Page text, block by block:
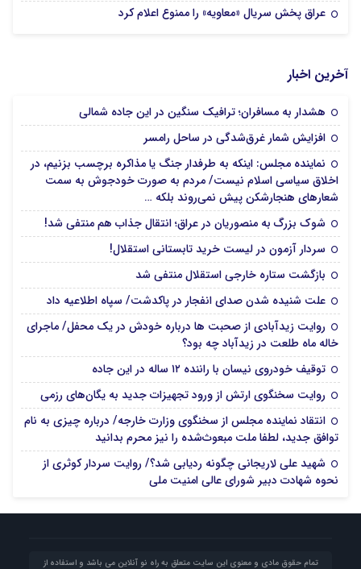
عراق پخش سریال «معاویه» را ممنوع اعلام کرد
آخرین اخبار
هشدار به مسافران؛ ترافیک سنگین در این جاده شمالی
افزایش شمار غرق‌شدگی در ساحل رامسر
نماینده مجلس: اینکه به طرفدار جنگ یا مذاکره برچسب بزنیم، در
اخلاق سیاسی اسلام نیست/ مردم به صورت خودجوش به سمت
شعارهای هنجارشکن پیش نمی‌روند بلکه …
شوک بزرگ به منصوریان در عراق؛ انتقال جذاب هم منتفی شد!
سردار آزمون در لیست خرید تابستانی استقلال!
بازگشت ستاره خارجی استقلال منتفی شد
علت شنیده شدن صدای انفجار در پاکدشت/ سپاه اطلاعیه داد
روایت زیدآبادی از صحبت ها درباره خودش در یک محفل/ ماجرای
خاله ماه طلعت در زیدآباد چه بود؟
توقیف خودروی نیسان با راننده ۱۲ ساله در این جاده
روایت سخنگوی ارتش از ورود تجهیزات جدید به یگان‌های رزمی
انتقاد نماینده مجلس از سخنگوی وزارت خارجه/ درباره چیزی به نام
توافق جدید، لطفا ملت مبعوث‌شده را نیز محرم بدانید
شهید علی لاریجانی چگونه ردیابی شد؟/ روایت سردار کوثری از
نحوه شهادت دبیر شورای عالی امنیت ملی
تمام حقوق مادی و معنوی این سایت متعلق به راه نو آنلاین می باشد و استفاده از